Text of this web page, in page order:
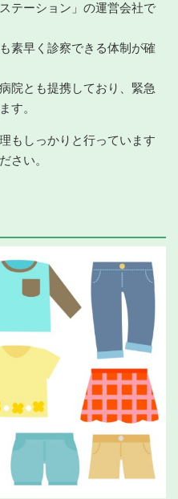
テーション」の運営会社で
素早く診察できる体制が確
院とも提携しており、緊急
す。
もしっかりと行っています
さい。